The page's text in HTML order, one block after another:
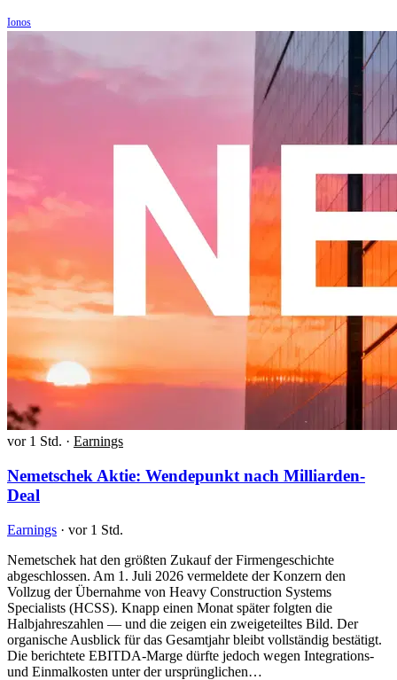
Ionos
vor 1 Std. · Earnings
Nemetschek Aktie: Wendepunkt nach Milliarden-
Deal
Earnings · vor 1 Std.
Nemetschek hat den größten Zukauf der Firmengeschichte
abgeschlossen. Am 1. Juli 2026 vermeldete der Konzern den
Vollzug der Übernahme von Heavy Construction Systems
Specialists (HCSS). Knapp einen Monat später folgten die
Halbjahreszahlen — und die zeigen ein zweigeteiltes Bild. Der
organische Ausblick für das Gesamtjahr bleibt vollständig bestätigt.
Die berichtete EBITDA-Marge dürfte jedoch wegen Integrations-
und Einmalkosten unter der ursprünglichen…